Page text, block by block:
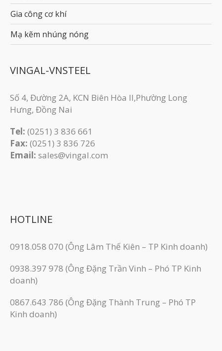
Gia công cơ khí
Mạ kẽm nhúng nóng
VINGAL-VNSTEEL
Số 4, Đường 2A, KCN Biên Hòa II,Phường Long
Hưng, Đồng Nai
Tel: (0251) 3 836 661
Fax: (0251) 3 83​6 726
Email: sales@vingal.com
HOTLINE
0918.058 070 (Ông Lâm Thế Kiên – TP Kinh doanh)
0938.397 978 (Ông Đặng Trần Vinh – Phó TP Kinh
doanh)
0867.643 786 (Ông Đặng Thành Trung – Phó TP
Kinh doanh)